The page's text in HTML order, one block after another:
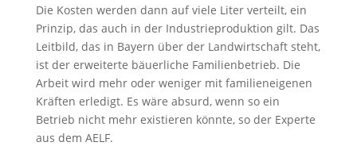
Die Kosten werden dann auf viele Liter verteilt, ein
Prinzip, das auch in der Industrieproduktion gilt. Das
Leitbild, das in Bayern über der Landwirtschaft steht,
ist der erweiterte bäuerliche Familienbetrieb. Die
Arbeit wird mehr oder weniger mit familieneigenen
Kräften erledigt. Es wäre absurd, wenn so ein
Betrieb nicht mehr existieren könnte, so der Experte
aus dem AELF.